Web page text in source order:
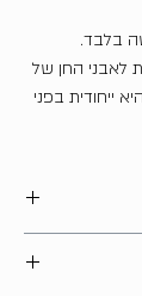
בלבד.
לאבני החן של
ייחודית בפני